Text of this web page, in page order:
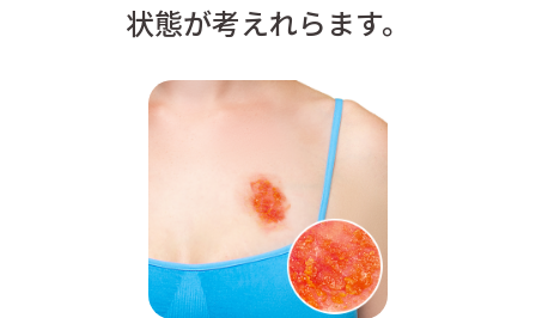
状態が考えれらます。